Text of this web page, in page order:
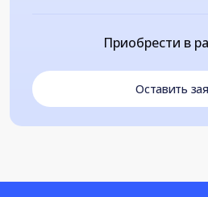
Приобрести в
Оставить